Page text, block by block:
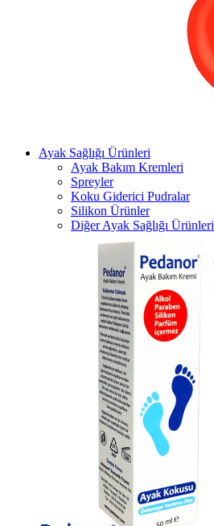
Ayak Sağlığı Ürünleri
Ayak Bakım Kremleri
Spreyler
Koku Giderici Pudralar
Silikon Ürünler
Diğer Ayak Sağlığı Ürünleri